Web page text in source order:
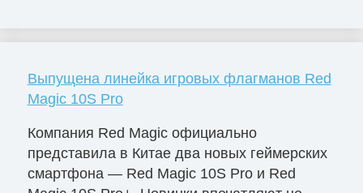
Выпущена линейка игровых флагманов Red
Magic 10S Pro
Компания Red Magic официально
представила в Китае два новых геймерских
смартфона — Red Magic 10S Pro и Red